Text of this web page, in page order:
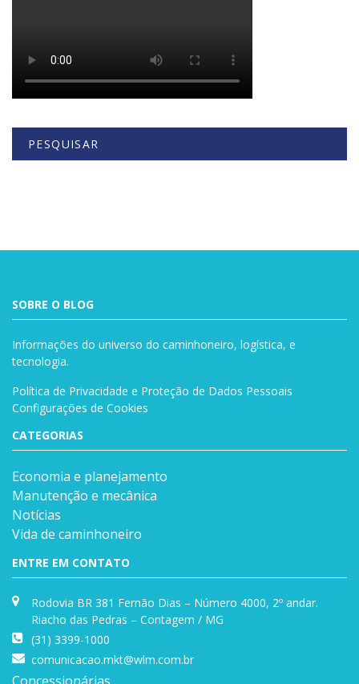
PESQUISAR
SOBRE O BLOG
Informações do universo do caminhoneiro, logística, e
tecnologia.
Política de Privacidade e Proteção de Dados Pessoais
Configurações de Cookies
CATEGORIAS
Economia e planejamento
Manutenção e mecânica
Notícias
Vida de caminhoneiro
ENTRE EM CONTATO
Rodovia BR 381 Fernão Dias – Número 4000, 2º andar.
Riacho das Pedras – Contagem / MG
(31) 3399-1000
comunicacao.mkt@wlm.com.br